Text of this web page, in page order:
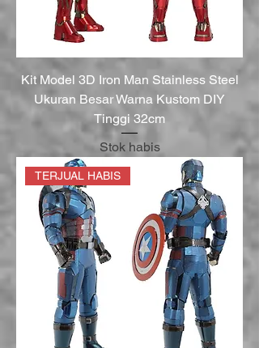
Kit Model 3D Iron Man Stainless Steel
Ukuran Besar Warna Kustom DIY
Tinggi 32cm
Stok habis
TERJUAL HABIS